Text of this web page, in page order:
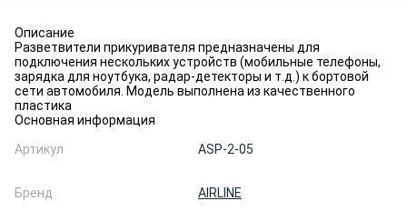
Описание
Разветвители прикуривателя предназначены для
подключения нескольких устройств (мобильные телефоны,
зарядка для ноутбука, радар-детекторы и т.д.) к бортовой
сети автомобиля. Модель выполнена из качественного
пластика
Основная информация
Артикул
ASP-2-05
Бренд AIRLINE